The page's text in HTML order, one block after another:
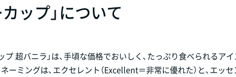
ップ」について
超バニラ」は、手頃な価格でおいしく、たっぷり食べられるア
ミングは、エクセレント（Excellent＝非常に優れた）と、エッ